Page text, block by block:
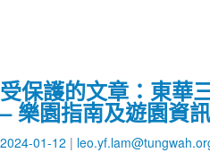
受保護的文章：東華
– 樂園指南及遊園資訊
2024-01-12